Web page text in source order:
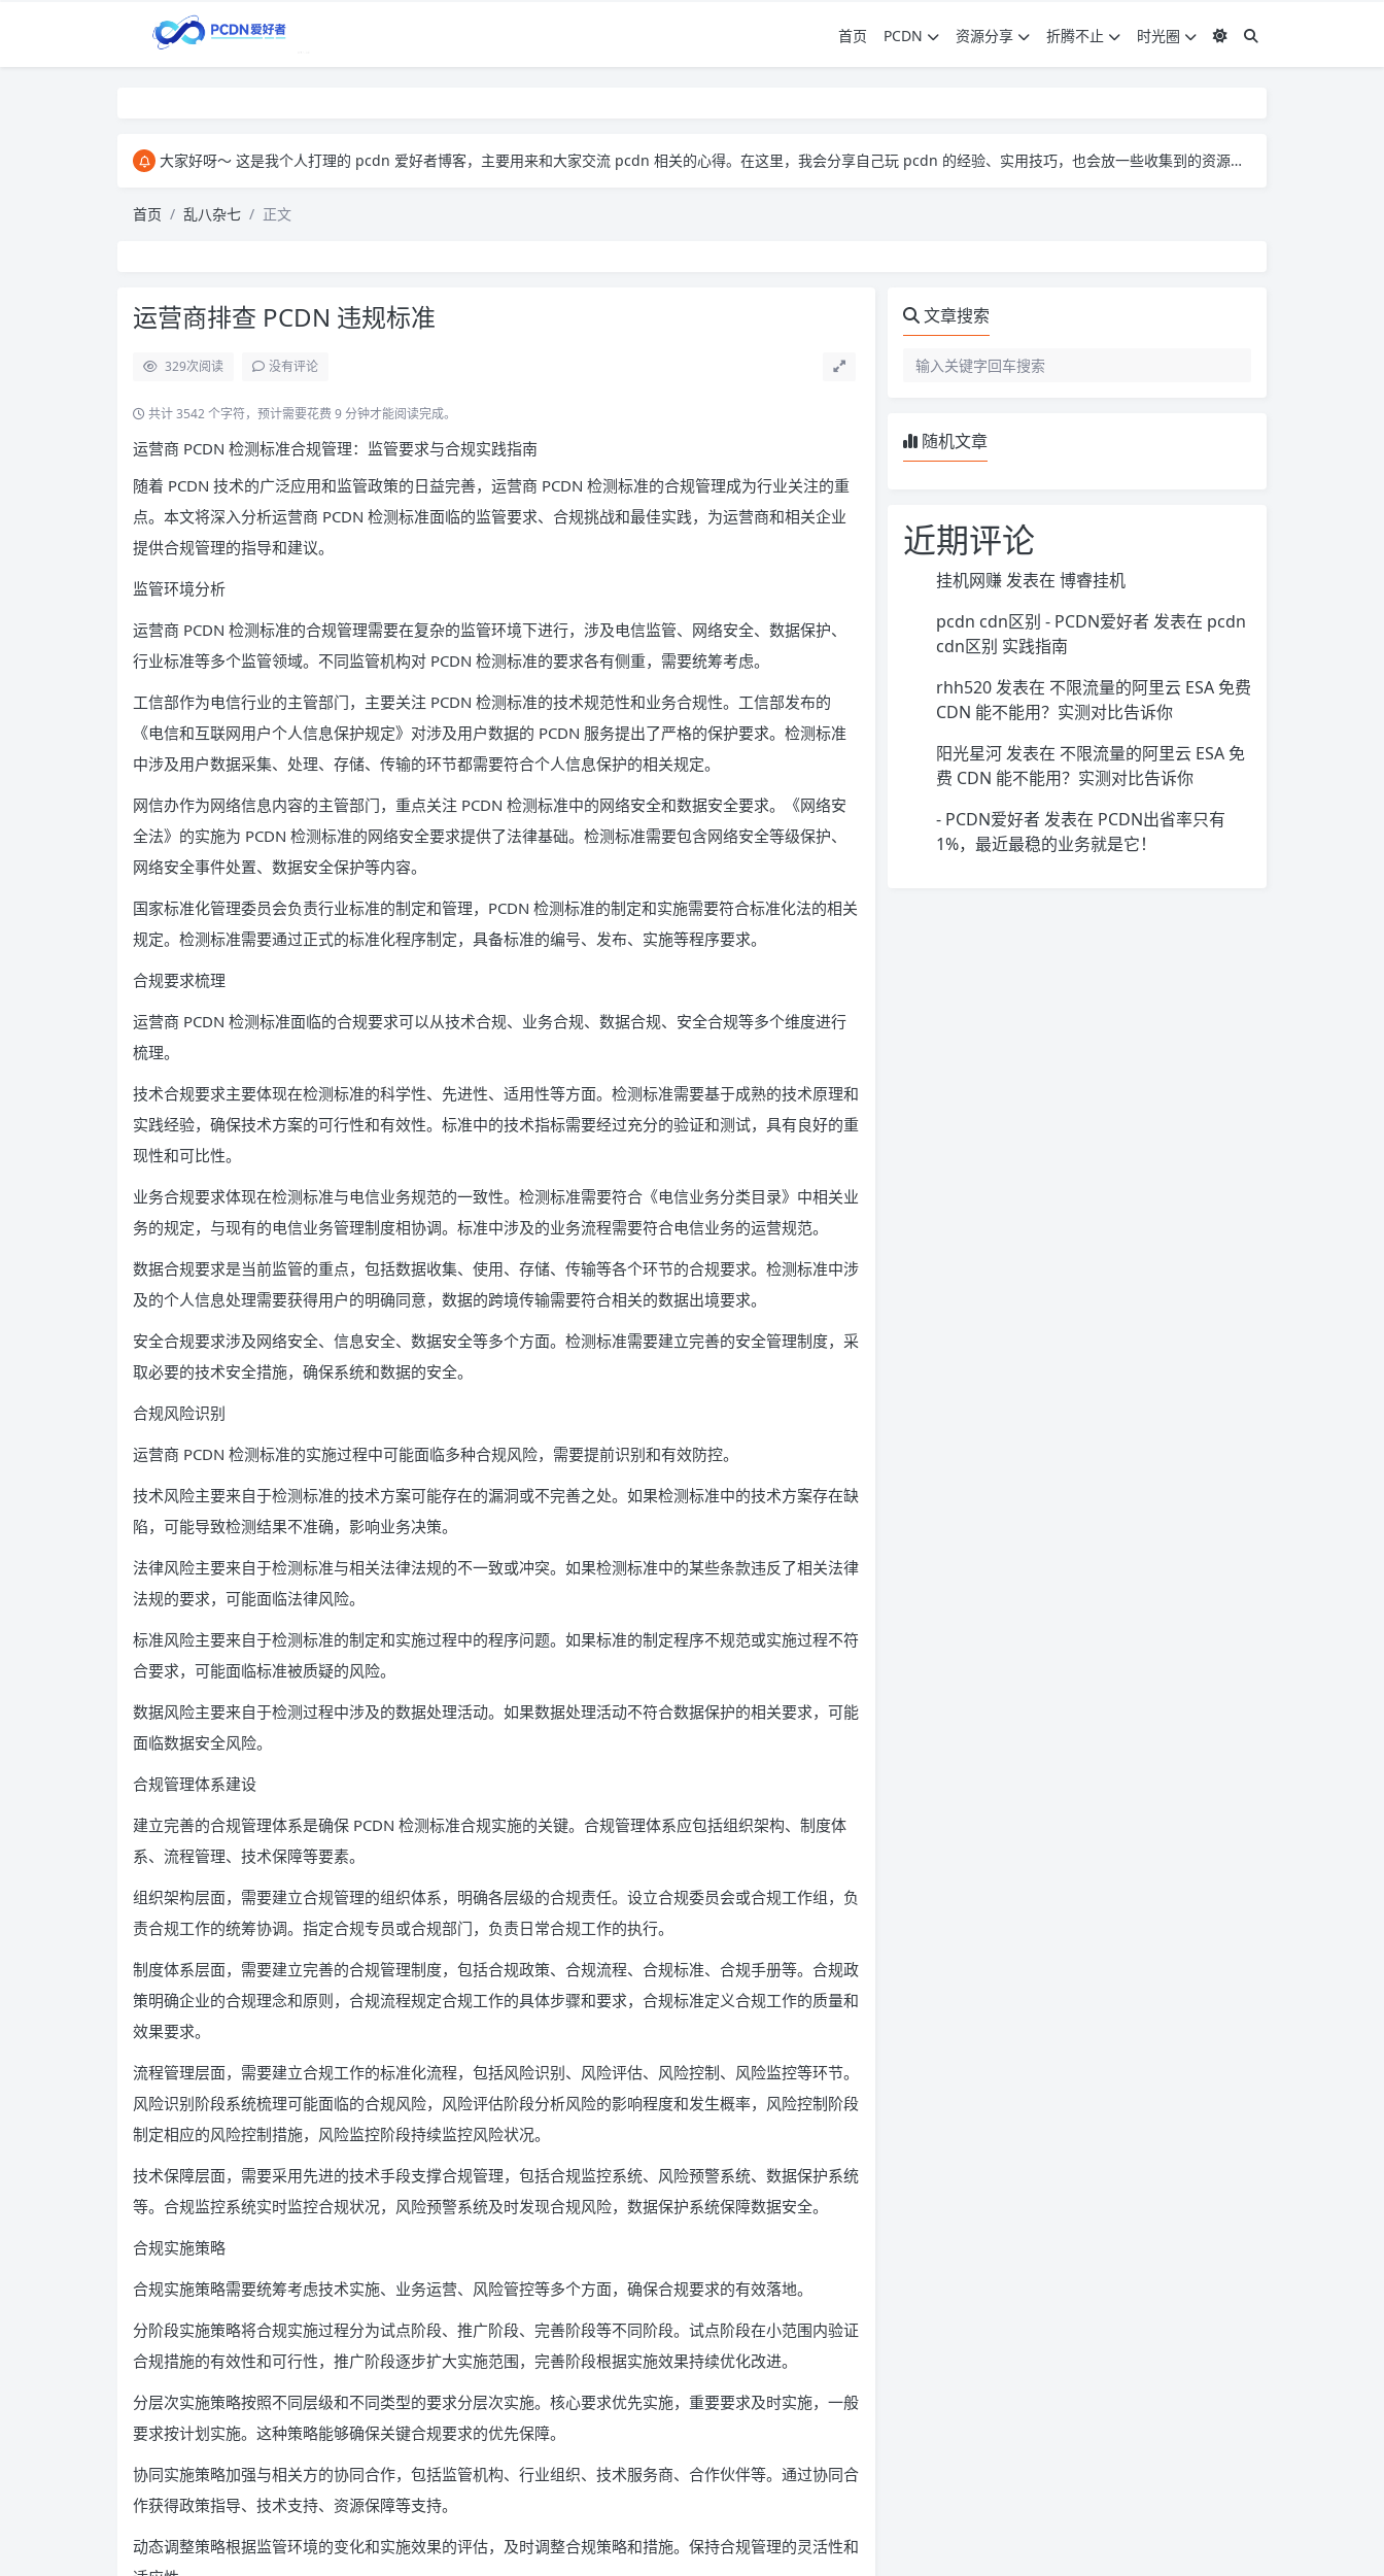
首页 PCDN 资源分享 折腾不止 时光圈
大家好呀～ 这是我个人打理的 pcdn 爱好者博客，主要用来和大家交流 pcdn 相关的心得。​ 在这里，我会分享自己玩 pcdn 的经验、实用技巧，也会放一些收集到的资源。大家有啥想法、问题都能来这儿聊，一起琢磨怎么把 pcdn 玩得更顺～
首页 乱八杂七 正文
运营商排查 PCDN 违规标准
329次阅读 没有评论
共计 3542 个字符，预计需要花费 9 分钟才能阅读完成。
运营商 PCDN 检测标准合规管理：监管要求与合规实践指南
随着 PCDN 技术的广泛应用和监管政策的日益完善，运营商 PCDN 检测标准的合规管理成为行业关注的重
点。本文将深入分析运营商 PCDN 检测标准面临的监管要求、合规挑战和最佳实践，为运营商和相关企业
提供合规管理的指导和建议。
监管环境分析
运营商 PCDN 检测标准的合规管理需要在复杂的监管环境下进行，涉及电信监管、网络安全、数据保护、
行业标准等多个监管领域。不同监管机构对 PCDN 检测标准的要求各有侧重，需要统筹考虑。
工信部作为电信行业的主管部门，主要关注 PCDN 检测标准的技术规范性和业务合规性。工信部发布的
《电信和互联网用户个人信息保护规定》对涉及用户数据的 PCDN 服务提出了严格的保护要求。检测标准
中涉及用户数据采集、处理、存储、传输的环节都需要符合个人信息保护的相关规定。
网信办作为网络信息内容的主管部门，重点关注 PCDN 检测标准中的网络安全和数据安全要求。《网络安
全法》的实施为 PCDN 检测标准的网络安全要求提供了法律基础。检测标准需要包含网络安全等级保护、
网络安全事件处置、数据安全保护等内容。
国家标准化管理委员会负责行业标准的制定和管理，PCDN 检测标准的制定和实施需要符合标准化法的相关
规定。检测标准需要通过正式的标准化程序制定，具备标准的编号、发布、实施等程序要求。
合规要求梳理
运营商 PCDN 检测标准面临的合规要求可以从技术合规、业务合规、数据合规、安全合规等多个维度进行
梳理。
技术合规要求主要体现在检测标准的科学性、先进性、适用性等方面。检测标准需要基于成熟的技术原理和
实践经验，确保技术方案的可行性和有效性。标准中的技术指标需要经过充分的验证和测试，具有良好的重
现性和可比性。
业务合规要求体现在检测标准与电信业务规范的一致性。检测标准需要符合《电信业务分类目录》中相关业
务的规定，与现有的电信业务管理制度相协调。标准中涉及的业务流程需要符合电信业务的运营规范。
数据合规要求是当前监管的重点，包括数据收集、使用、存储、传输等各个环节的合规要求。检测标准中涉
及的个人信息处理需要获得用户的明确同意，数据的跨境传输需要符合相关的数据出境要求。
安全合规要求涉及网络安全、信息安全、数据安全等多个方面。检测标准需要建立完善的安全管理制度，采
取必要的技术安全措施，确保系统和数据的安全。
合规风险识别
运营商 PCDN 检测标准的实施过程中可能面临多种合规风险，需要提前识别和有效防控。
技术风险主要来自于检测标准的技术方案可能存在的漏洞或不完善之处。如果检测标准中的技术方案存在缺
陷，可能导致检测结果不准确，影响业务决策。
法律风险主要来自于检测标准与相关法律法规的不一致或冲突。如果检测标准中的某些条款违反了相关法律
法规的要求，可能面临法律风险。
标准风险主要来自于检测标准的制定和实施过程中的程序问题。如果标准的制定程序不规范或实施过程不符
合要求，可能面临标准被质疑的风险。
数据风险主要来自于检测过程中涉及的数据处理活动。如果数据处理活动不符合数据保护的相关要求，可能
面临数据安全风险。
合规管理体系建设
建立完善的合规管理体系是确保 PCDN 检测标准合规实施的关键。合规管理体系应包括组织架构、制度体
系、流程管理、技术保障等要素。
组织架构层面，需要建立合规管理的组织体系，明确各层级的合规责任。设立合规委员会或合规工作组，负
责合规工作的统筹协调。指定合规专员或合规部门，负责日常合规工作的执行。
制度体系层面，需要建立完善的合规管理制度，包括合规政策、合规流程、合规标准、合规手册等。合规政
策明确企业的合规理念和原则，合规流程规定合规工作的具体步骤和要求，合规标准定义合规工作的质量和
效果要求。
流程管理层面，需要建立合规工作的标准化流程，包括风险识别、风险评估、风险控制、风险监控等环节。
风险识别阶段系统梳理可能面临的合规风险，风险评估阶段分析风险的影响程度和发生概率，风险控制阶段
制定相应的风险控制措施，风险监控阶段持续监控风险状况。
技术保障层面，需要采用先进的技术手段支撑合规管理，包括合规监控系统、风险预警系统、数据保护系统
等。合规监控系统实时监控合规状况，风险预警系统及时发现合规风险，数据保护系统保障数据安全。
合规实施策略
合规实施策略需要统筹考虑技术实施、业务运营、风险管控等多个方面，确保合规要求的有效落地。
分阶段实施策略将合规实施过程分为试点阶段、推广阶段、完善阶段等不同阶段。试点阶段在小范围内验证
合规措施的有效性和可行性，推广阶段逐步扩大实施范围，完善阶段根据实施效果持续优化改进。
分层次实施策略按照不同层级和不同类型的要求分层次实施。核心要求优先实施，重要要求及时实施，一般
要求按计划实施。这种策略能够确保关键合规要求的优先保障。
协同实施策略加强与相关方的协同合作，包括监管机构、行业组织、技术服务商、合作伙伴等。通过协同合
作获得政策指导、技术支持、资源保障等支持。
动态调整策略根据监管环境的变化和实施效果的评估，及时调整合规策略和措施。保持合规管理的灵活性和
文章搜索
随机文章
近期评论
挂机网赚发表在 博睿挂机
pcdn cdn区别 - PCDN爱好者发表在 pcdn
cdn区别 实践指南
rhh520发表在 不限流量的阿里云 ESA 免费
CDN 能不能用？实测对比告诉你
阳光星河发表在 不限流量的阿里云 ESA 免
费 CDN 能不能用？实测对比告诉你
- PCDN爱好者发表在 PCDN出省率只有
1%，最近最稳的业务就是它！